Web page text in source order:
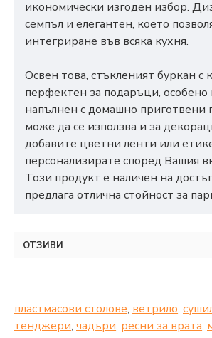
икономически изгоден избор.
семпъл и елегантен, което
интегриране във всяка кухня.
Освен това, стъкленият буркан с
перфектен за подаръци, особено
напълнен с домашно приготвени
може да се използва и за
добавите цветни ленти или
персонализирате според Вашия
Този продукт е наличен на
предлага отлична стойност за
ОТЗИВИ
пластмасови столове, ветрило,
тенджери, чадъри, ресни за врата,